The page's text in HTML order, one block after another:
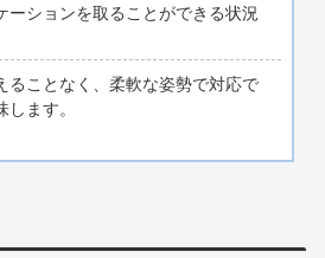
ーションを取ることができる状況
ることなく、柔軟な姿勢で対応で
ます。